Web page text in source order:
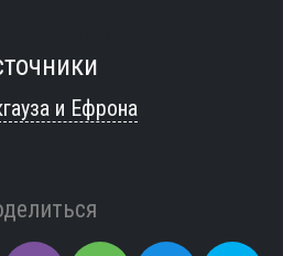
и Ефрона